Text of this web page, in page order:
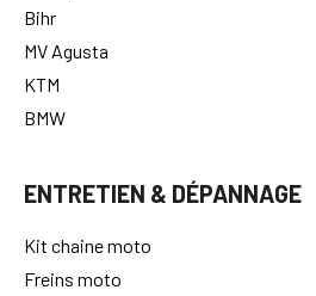
Bihr
MV Agusta
KTM
BMW
ENTRETIEN & DÉPANNAGE
Kit chaine moto
Freins moto